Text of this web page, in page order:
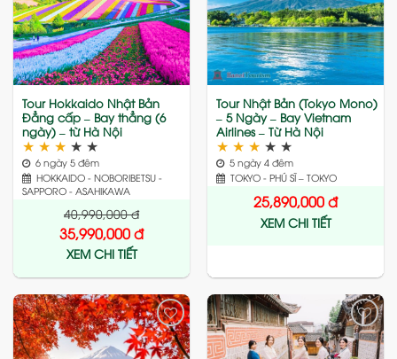
Add
to
wishlist
Tour Hokkaido Nhật Bản
Đẳng cấp – Bay thẳng (6
ngày) – từ Hà Nội
★ ★ ★ ★ ★
6 ngày 5 đêm
HOKKAIDO - NOBORIBETSU -
SAPPORO - ASAHIKAWA
40,990,000đ
35,990,000đ
XEM CHI TIẾT
Add
to
wishlist
Tour Nhật Bản (Tokyo Mono)
– 5 Ngày – Bay Vietnam
Airlines – Từ Hà Nội
★ ★ ★ ★ ★
5 ngày 4 đêm
TOKYO - PHÚ SĨ – TOKYO
25,890,000đ
XEM CHI TIẾT
Add
to
Add
to